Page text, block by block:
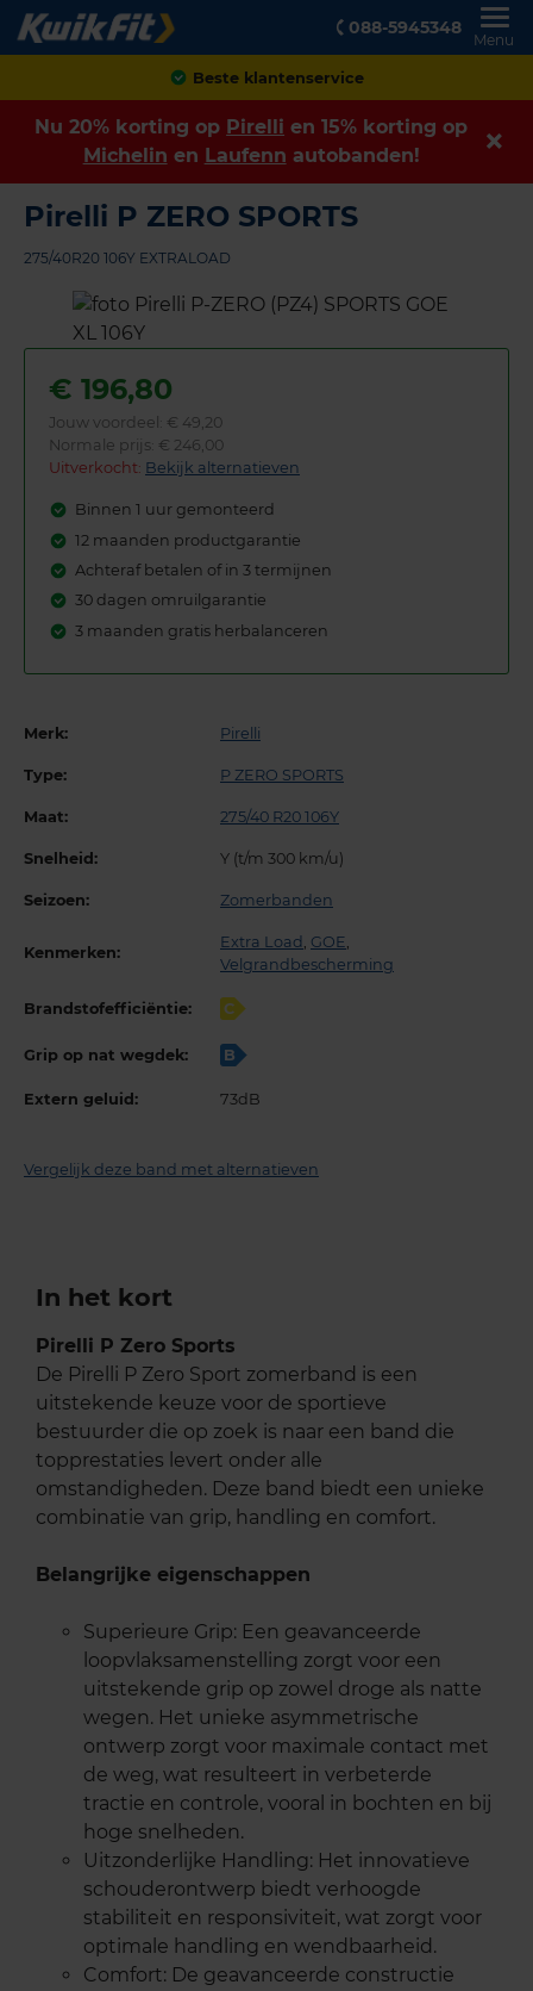
088-5945348
Menu
Achteraf betalen
Nu 20% korting op Pirelli en 15% korting op
Michelin en Laufenn autobanden!
Pirelli P ZERO SPORTS
275/40R20 106Y EXTRALOAD
€ 196,80
Jouw voordeel: € 49,20
Normale prijs: € 246,00
Uitverkocht: Bekijk alternatieven
Binnen 1 uur gemonteerd
12 maanden productgarantie
Achteraf betalen of in 3 termijnen
30 dagen omruilgarantie
3 maanden gratis herbalanceren
Merk: Pirelli
Type: P ZERO SPORTS
Maat: 275/40 R20 106Y
Snelheid: Y (t/m 300 km/u)
Seizoen: Zomerbanden
Kenmerken:
Extra Load , GOE,
Velgrandbescherming
Brandstofefficiëntie: C
Grip op nat wegdek: B
Extern geluid: 73dB
Vergelijk deze band met alternatieven
In het kort
Pirelli P Zero Sports
De Pirelli P Zero Sport zomerband is een
uitstekende keuze voor de sportieve
bestuurder die op zoek is naar een band die
topprestaties levert onder alle
omstandigheden. Deze band biedt een unieke
combinatie van grip, handling en comfort.
Belangrijke eigenschappen
Superieure Grip: Een geavanceerde
loopvlaksamenstelling zorgt voor een
uitstekende grip op zowel droge als natte
wegen. Het unieke asymmetrische
ontwerp zorgt voor maximale contact met
de weg, wat resulteert in verbeterde
tractie en controle, vooral in bochten en bij
hoge snelheden.
Uitzonderlijke Handling: Het innovatieve
schouderontwerp biedt verhoogde
stabiliteit en responsiviteit, wat zorgt voor
optimale handling en wendbaarheid.
Comfort: De geavanceerde constructie